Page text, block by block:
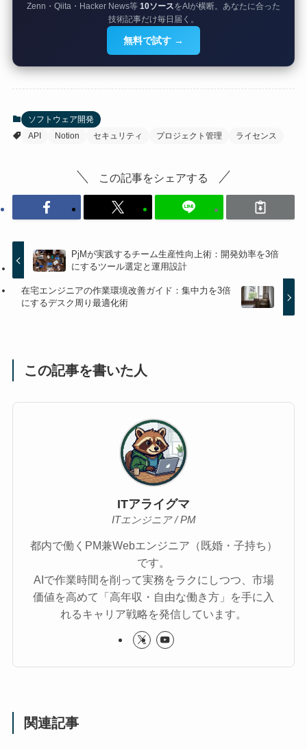
Zenn・Qiita・Hacker News等 10ソースをAIが横断。あなたに合った
技術記事だけ毎日届く。
無料で試す →
ソフトウェア開発
API
Notion セキュリティ プロジェクト管理 ライセンス
この記事をシェアする
PjMが実践するチーム生産性向上術：開発効率を3倍
にするツール選定と運用設計
在宅エンジニアの作業環境改善ガイド：集中力を3倍
にするデスク周り最適化術
この記事を書いた人
ITアライグマ
ITエンジニア / PM
都内で働くPM兼Webエンジニア（既婚・子持ち）
です。
AIで作業時間を削って実務をラクにしつつ、市場
価値を高めて「高年収・自由な働き方」を手に入
れるキャリア戦略を発信しています。
関連記事